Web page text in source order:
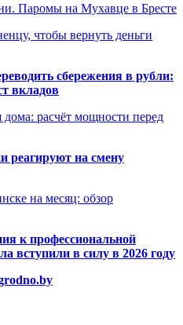
Паромы на Мухавце в Бресте
чтобы вернуть деньги
сбережения в рубли:
вкладов
расчёт мощности перед
реагируют на смену
на месяц: обзор
к профессиональной
вступили в силу в 2026 году